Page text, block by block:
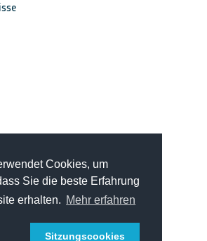
Cookies, um
Sie die beste Erfahrung
erhalten. Mehr erfahren
Sitzungscookies